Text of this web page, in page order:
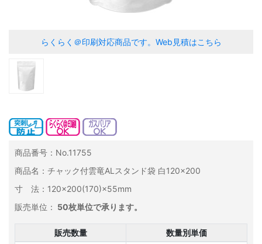
らくらく＠印刷対応商品です。 Web見積はこちら
商品番号：No.11755
商品名：チャック付雲竜ALスタンド袋 白120×200
寸 法：120×200(170)×55mm
販売単位： 50枚単位で承ります。
販売数量
数量別単価